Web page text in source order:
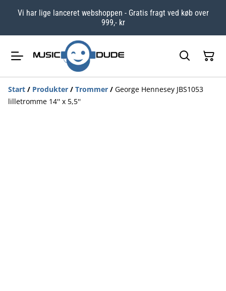
Vi har lige lanceret webshoppen - Gratis fragt ved køb over
999,- kr
Start / Produkter / Trommer / George Hennesey JBS1053
lilletromme 14'' x 5,5''